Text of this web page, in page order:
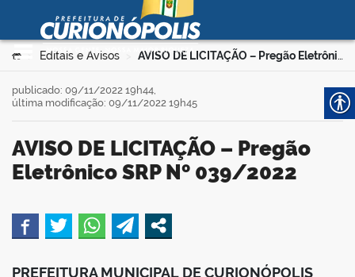
Ir para o conteúdo
Prefeitura Municipal de
Curionópolis
portal
Você está aqui:
Editais e Avisos > AVISO DE LICITAÇÃO – Pregão Eletrônico SRP Nº 039/2022
AVISO DE LICITAÇÃO – Pregão
Eletrônico SRP Nº 039/2022
publicado: 09/11/2022 19h44,
última modificação: 09/11/2022 19h45
PREFEITURA MUNICIPAL DE CURIONÓPOLIS